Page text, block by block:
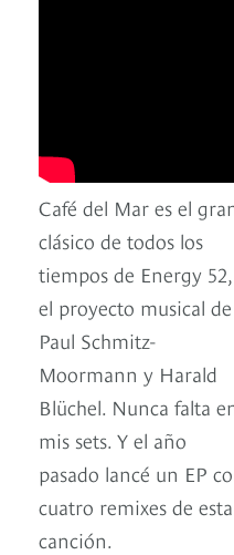
Café del Mar es el
clásico de todos los
tiempos de Energy 52,
el proyecto musical de
Paul Schmitz-
Moormann y Harald
Blüchel. Nunca falta
mis sets. Y el año
pasado lancé un EP
cuatro remixes de esta
canción.